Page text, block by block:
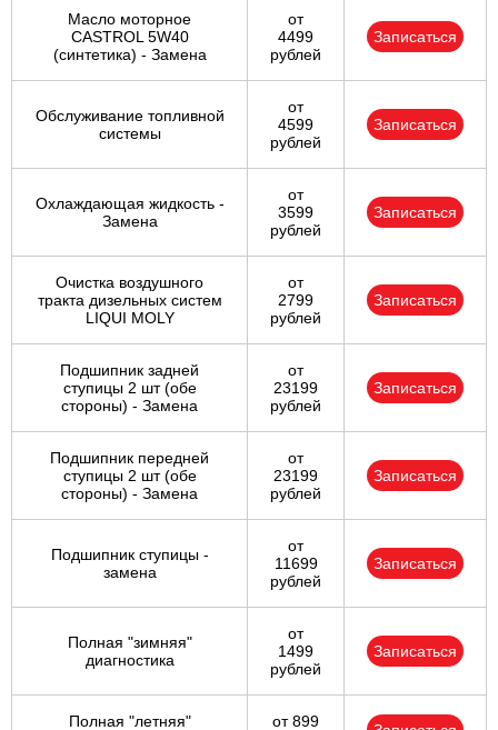
Масло моторное
CASTROL 5W40
(синтетика) - Замена
от
4499
рублей
Записаться
Обслуживание топливной
системы
от
4599
рублей
Записаться
Охлаждающая жидкость -
Замена
от
3599
рублей
Записаться
Очистка воздушного
тракта дизельных систем
LIQUI MOLY
от
2799
рублей
Записаться
Подшипник задней
ступицы 2 шт (обе
стороны) - Замена
от
23199
рублей
Записаться
Подшипник передней
ступицы 2 шт (обе
стороны) - Замена
от
23199
рублей
Записаться
Подшипник ступицы -
замена
от
11699
рублей
Записаться
Полная "зимняя"
диагностика
от
1499
рублей
Записаться
Полная "летняя" от 899